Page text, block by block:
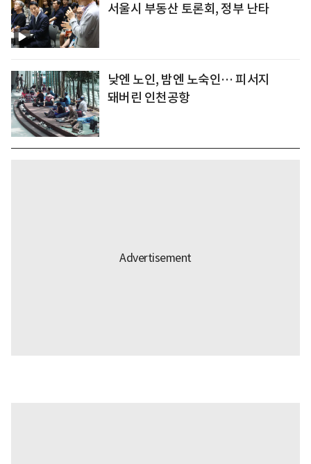
서울시 부동산 토론회, 정부 난타
낮엔 노인, 밤엔 노숙인… 피서지
돼버린 인천공항